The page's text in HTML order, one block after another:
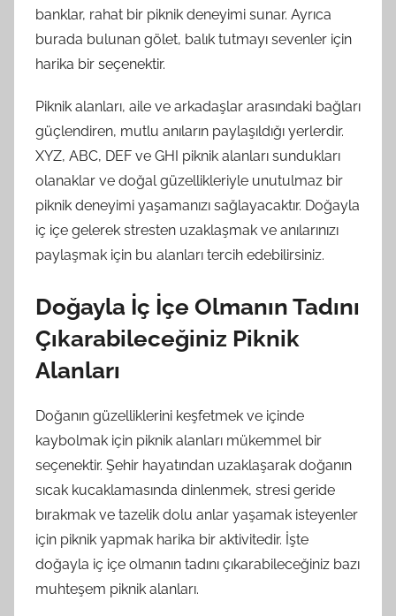
banklar, rahat bir piknik deneyimi sunar. Ayrıca
burada bulunan gölet, balık tutmayı sevenler için
harika bir seçenektir.
Piknik alanları, aile ve arkadaşlar arasındaki bağları
güçlendiren, mutlu anıların paylaşıldığı yerlerdir.
XYZ, ABC, DEF ve GHI piknik alanları sundukları
olanaklar ve doğal güzellikleriyle unutulmaz bir
piknik deneyimi yaşamanızı sağlayacaktır. Doğayla
iç içe gelerek stresten uzaklaşmak ve anılarınızı
paylaşmak için bu alanları tercih edebilirsiniz.
Doğayla İç İçe Olmanın Tadını
Çıkarabileceğiniz Piknik
Alanları
Doğanın güzelliklerini keşfetmek ve içinde
kaybolmak için piknik alanları mükemmel bir
seçenektir. Şehir hayatından uzaklaşarak doğanın
sıcak kucaklamasında dinlenmek, stresi geride
bırakmak ve tazelik dolu anlar yaşamak isteyenler
için piknik yapmak harika bir aktivitedir. İşte
doğayla iç içe olmanın tadını çıkarabileceğiniz bazı
muhteşem piknik alanları.